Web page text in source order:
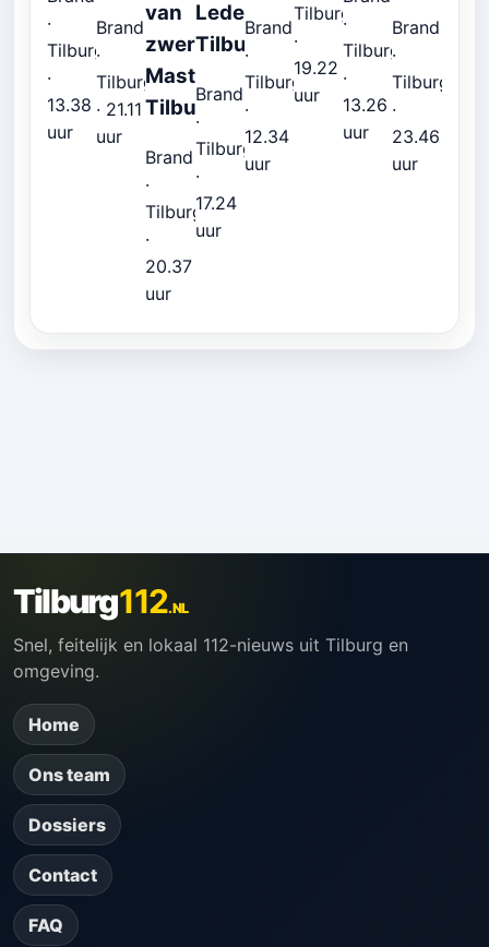
·
Tilburg
·
13.38
uur
Brand
·
Tilburg
· 21.11
uur
van
zwervers
Mastpad
Tilburg
Brand
·
Tilburg
·
20.37
uur
Ledeboerstraat
Tilburg
Brand
·
Tilburg
·
17.24
uur
Brand
·
Tilburg
·
12.34
uur
Tilburg
·
19.22
uur
·
Tilburg
·
13.26
uur
Brand
·
Tilburg
·
23.46
uur
Tilburg112.NL
Snel, feitelijk en lokaal 112-nieuws uit Tilburg en
omgeving.
Home
Ons team
Dossiers
Contact
FAQ